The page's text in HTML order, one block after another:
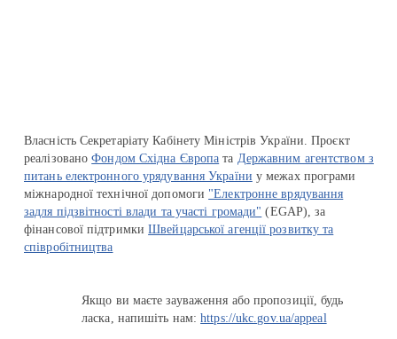
Власність Секретаріату Кабінету Міністрів України. Проєкт
реалізованоФондом Східна Європа та Державним агентством з
питань електронного урядування України у межах програми
міжнародної технічної допомоги "Електронне врядування
задля підзвітності влади та участі громади" (EGAP), за
фінансової підтримкиШвейцарської агенції розвитку та
співробітництва
Якщо ви маєте зауваження або пропозиції, будь
ласка, напишіть нам:https://ukc.gov.ua/appeal